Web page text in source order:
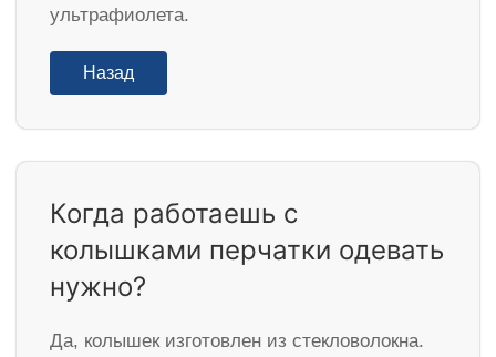
ультрафиолета.
Назад
Когда работаешь с
колышками перчатки одевать
нужно?
Да, колышек изготовлен из стекловолокна.